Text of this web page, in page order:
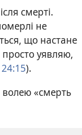
смерті.
не
що настане
просто уявляю,
24:15).
волею «смерть